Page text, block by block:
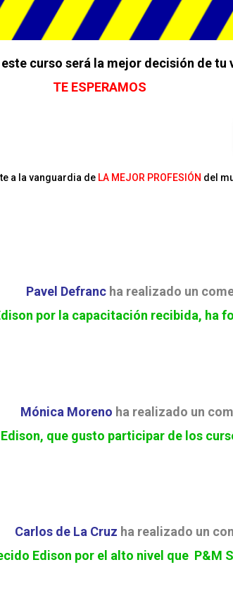
curso será la mejor decisión de tu
TE ESPERAMOS
a la vanguardia de LA MEJOR PROFESIÓN del
Pavel Defranc ha realizado un
por la capacitación recibida, ha
Mónica Moreno ha realizado un
que gusto participar de los
Carlos de La Cruz ha realizado un
Edison por el alto nivel que P&M